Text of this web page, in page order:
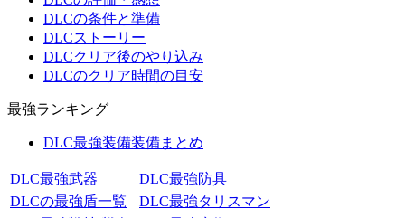
DLCの条件と準備
DLCストーリー
DLCクリア後のやり込み
DLCのクリア時間の目安
最強ランキング
DLC最強装備装備まとめ
DLC最強武器
DLC最強防具
DLCの最強盾一覧
DLC最強タリスマン